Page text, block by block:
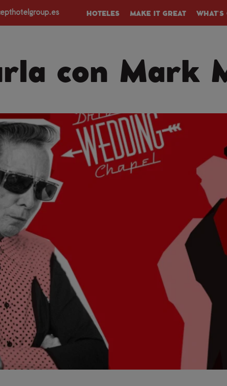
HOTELES MAKE IT GREAT
con Mark